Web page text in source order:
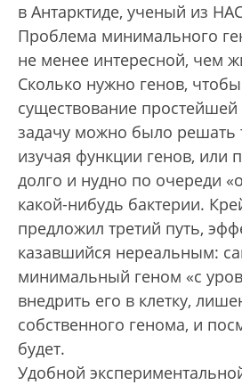
в Антарктиде, ученый из
Проблема минимального
не менее интересной, чем
Сколько нужно генов,
существование простейшей
задачу можно было решать
изучая функции генов, или
долго и нудно по очереди
какой-нибудь бактерии.
предложил третий путь,
казавшийся нереальным:
минимальный геном «с
внедрить его в клетку,
собственного генома, и
будет.
Удобной